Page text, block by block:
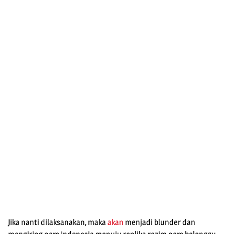
Jika nanti dilaksanakan, maka akan menjadi blunder dan